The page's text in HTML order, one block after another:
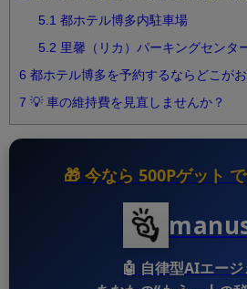
5.1 都ホテル博多内駐車場
5.2 里馨（リカ）パーキングセンタ
6 都ホテル博多を予約するならどこがお
7 💡 車の維持費を見直しませんか？
🎁 今なら 500Pゲット
🤖 自律型AIエージ